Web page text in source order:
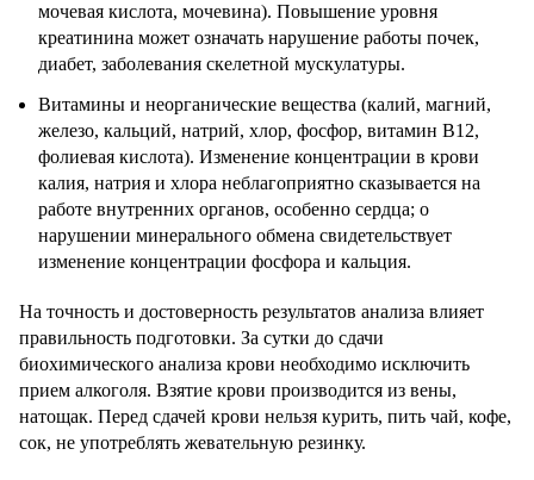
мочевая кислота, мочевина). Повышение уровня
креатинина может означать нарушение работы почек,
диабет, заболевания скелетной мускулатуры.
Витамины и неорганические вещества (калий, магний,
железо, кальций, натрий, хлор, фосфор, витамин В12,
фолиевая кислота). Изменение концентрации в крови
калия, натрия и хлора неблагоприятно сказывается на
работе внутренних органов, особенно сердца; о
нарушении минерального обмена свидетельствует
изменение концентрации фосфора и кальция.
На точность и достоверность результатов анализа влияет
правильность подготовки. За сутки до сдачи
биохимического анализа крови необходимо исключить
прием алкоголя. Взятие крови производится из вены,
натощак. Перед сдачей крови нельзя курить, пить чай, кофе,
сок, не употреблять жевательную резинку.